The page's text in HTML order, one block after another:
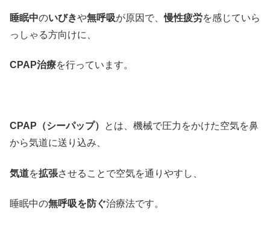
睡眠中のいびきや無呼吸が原因で、慢性疲労を感じていら
っしゃる方向けに、
CPAP治療を行っています。
CPAP（シーパップ）
とは、機械で圧力をかけた空気を鼻
から気道に送り込み、
気道を拡張させることで空気を通りやすし、
睡眠中の無呼吸を防ぐ治療法です。